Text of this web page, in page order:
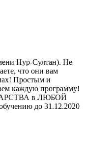
Нур-Султан). Не
что они вам
Простым и
каждую программу!
в ЛЮБОЙ
до 31.12.2020